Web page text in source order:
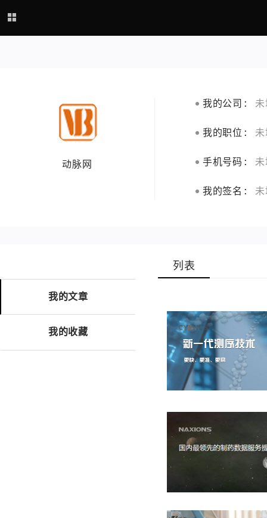
动脉网
我的公司:
我的职位:
手机号码:
我的签名:
我的文章
我的收藏
列表